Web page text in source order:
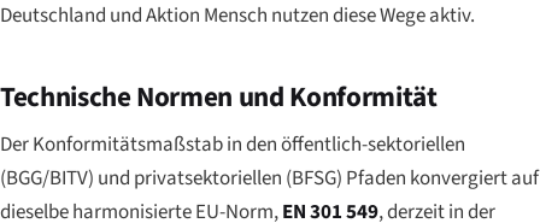
Deutschland undAktion Mensch nutzen diese Wege aktiv.
Technische Normen und Konformität
Der Konformitätsmaßstab in den öffentlich-sektoriellen
(BGG/BITV) und privatsektoriellen (BFSG) Pfaden konvergiert auf
dieselbe harmonisierte EU-Norm,EN 301 549, derzeit in der